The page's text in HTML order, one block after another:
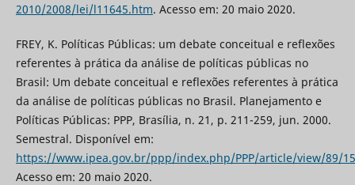
2010/2008/lei/l11645.htm. Acesso em: 20 maio 2020.
FREY, K. Políticas Públicas: um debate conceitual e reflexões
referentes à prática da análise de políticas públicas no
Brasil: Um debate conceitual e reflexões referentes à prática
da análise de políticas públicas no Brasil. Planejamento e
Políticas Públicas: PPP, Brasília, n. 21, p. 211-259, jun. 2000.
Semestral. Disponível em:
https://www.ipea.gov.br/ppp/index.php/PPP/article/view/89/
Acesso em: 20 maio 2020.